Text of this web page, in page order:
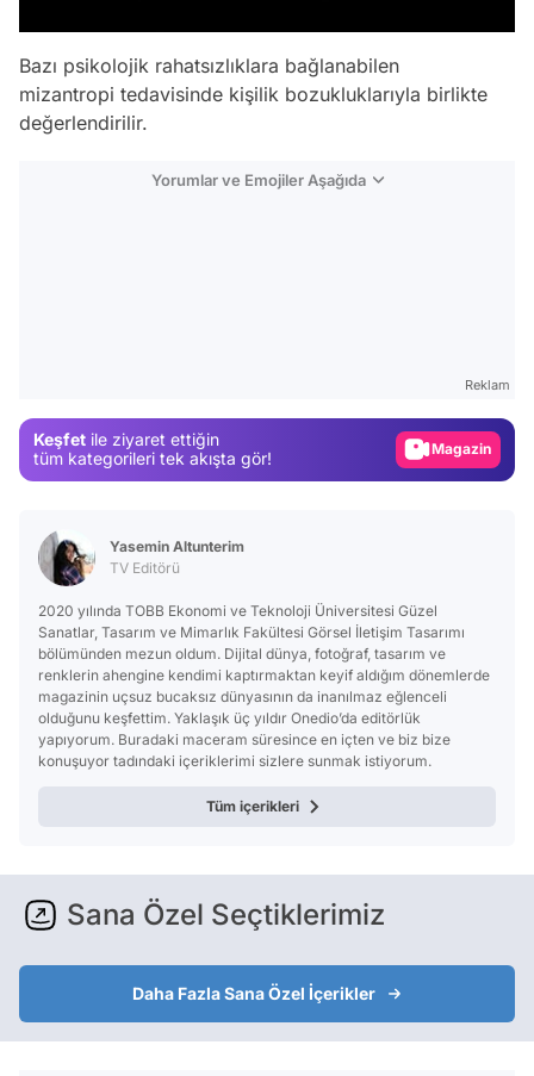
Bazı psikolojik rahatsızlıklara bağlanabilen
mizantropi tedavisinde kişilik bozukluklarıyla birlikte
değerlendirilir.
Yorumlar ve Emojiler Aşağıda
Reklam
Keşfet ile ziyaret ettiğin
tüm kategorileri tek akışta gör!
Magazin
Yasemin Altunterim
TV Editörü
2020 yılında TOBB Ekonomi ve Teknoloji Üniversitesi Güzel
Sanatlar, Tasarım ve Mimarlık Fakültesi Görsel İletişim Tasarımı
bölümünden mezun oldum. Dijital dünya, fotoğraf, tasarım ve
renklerin ahengine kendimi kaptırmaktan keyif aldığım dönemlerde
magazinin uçsuz bucaksız dünyasının da inanılmaz eğlenceli
olduğunu keşfettim. Yaklaşık üç yıldır Onedio’da editörlük
yapıyorum. Buradaki maceram süresince en içten ve biz bize
konuşuyor tadındaki içeriklerimi sizlere sunmak istiyorum.
Tüm içerikleri
Sana Özel Seçtiklerimiz
Daha Fazla Sana Özel İçerikler